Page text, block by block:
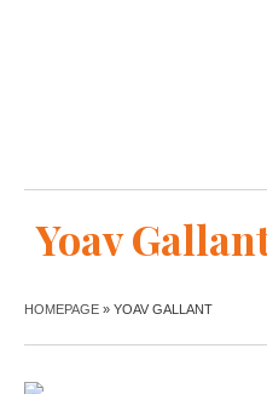
Yoav
HOMEPAGE » YOAV GALLANT